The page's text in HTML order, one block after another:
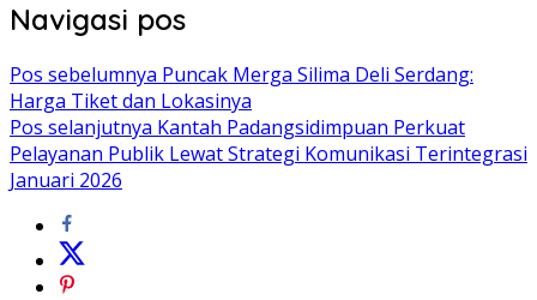
Navigasi pos
Pos sebelumnya Puncak Merga Silima Deli Serdang:
Harga Tiket dan Lokasinya
Pos selanjutnya Kantah Padangsidimpuan Perkuat
Pelayanan Publik Lewat Strategi Komunikasi Terintegrasi
Januari 2026